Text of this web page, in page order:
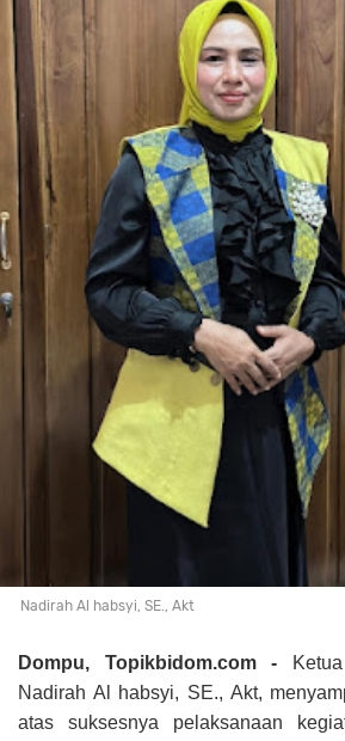
Nadirah Al habsyi, SE., Akt
Dompu, Topikbidom.com -
Nadirah Al habsyi, SE., Akt,
atas suksesnya pelaksanaan